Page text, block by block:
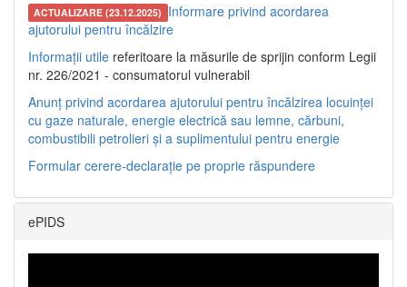
ACTUALIZARE (23.12.2025) Informare privind acordarea
ajutorului pentru încălzire
Informații utile referitoare la măsurile de sprijin conform Legii
nr. 226/2021 - consumatorul vulnerabil
Anunț privind acordarea ajutorului pentru încălzirea locuinței
cu gaze naturale, energie electrică sau lemne, cărbuni,
combustibili petrolieri și a suplimentului pentru energie
Formular cerere-declarație pe proprie răspundere
ePIDS